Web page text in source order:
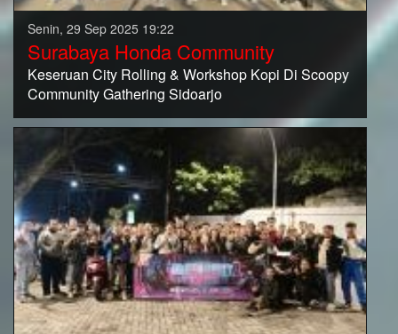
Senin, 29 Sep 2025 19:22
Surabaya Honda Community
Keseruan City Rolling & Workshop Kopi Di Scoopy
Community Gathering Sidoarjo